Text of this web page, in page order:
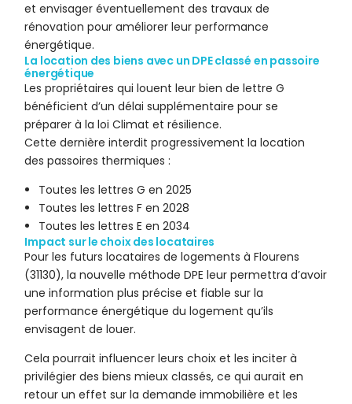
et envisager éventuellement des travaux de
rénovation pour améliorer leur performance
énergétique.
La location des biens avec un DPE classé en passoire
énergétique
Les propriétaires qui louent leur bien de lettre G
bénéficient d’un délai supplémentaire pour se
préparer à la loi Climat et résilience.
Cette dernière interdit progressivement la location
des passoires thermiques :
Toutes les lettres G en 2025
Toutes les lettres F en 2028
Toutes les lettres E en 2034
Impact sur le choix des locataires
Pour les futurs locataires de logements à Flourens
(31130), la nouvelle méthode DPE leur permettra d’avoir
une information plus précise et fiable sur la
performance énergétique du logement qu’ils
envisagent de louer.
Cela pourrait influencer leurs choix et les inciter à
privilégier des biens mieux classés, ce qui aurait en
retour un effet sur la demande immobilière et les